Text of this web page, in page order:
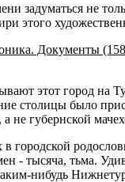
задуматься не
этого
Документы
этот город на
столицы было
не губернской
- тысяча, тьма.
нибудь